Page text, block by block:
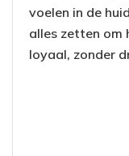
voelen in de
alles zetten om
loyaal, zonder